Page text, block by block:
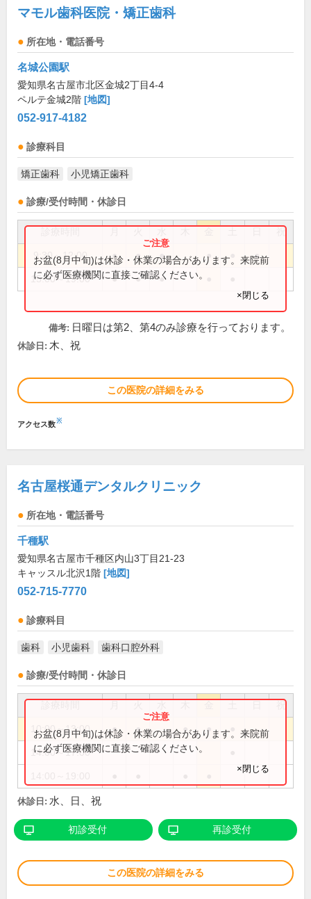
マモル歯科医院・矯正歯科
所在地・電話番号
名城公園駅
愛知県名古屋市北区金城2丁目4-4
ペルテ金城2階 [地図]
052-917-4182
診療科目
矯正歯科 小児矯正歯科
診療/受付時間・休診日
祝
9:30～12:00 ● ● ● ● ●
15:00～19:00 ● ● ●
お盆(8月中旬)は休診・休業の場合があります。来院前
に必ず医療機関に直接ご確認ください。
×閉じる
備考: 日曜日は第2、第4のみ診療を行っております。
休診日: 木、祝
この医院の詳細をみる
アクセス数※
名古屋桜通デンタルクリニック
所在地・電話番号
千種駅
愛知県名古屋市千種区内山3丁目21-23
キャッスル北沢1階 [地図]
052-715-7770
診療科目
歯科 小児歯科 歯科口腔外科
診療/受付時間・休診日
祝
10:00～13:00 ● ● ● ●
14:00～17:00
お盆(8月中旬)は休診・休業の場合があります。来院前
に必ず医療機関に直接ご確認ください。
×閉じる
休診日: 水、日、祝
初診受付 再診受付
この医院の詳細をみる